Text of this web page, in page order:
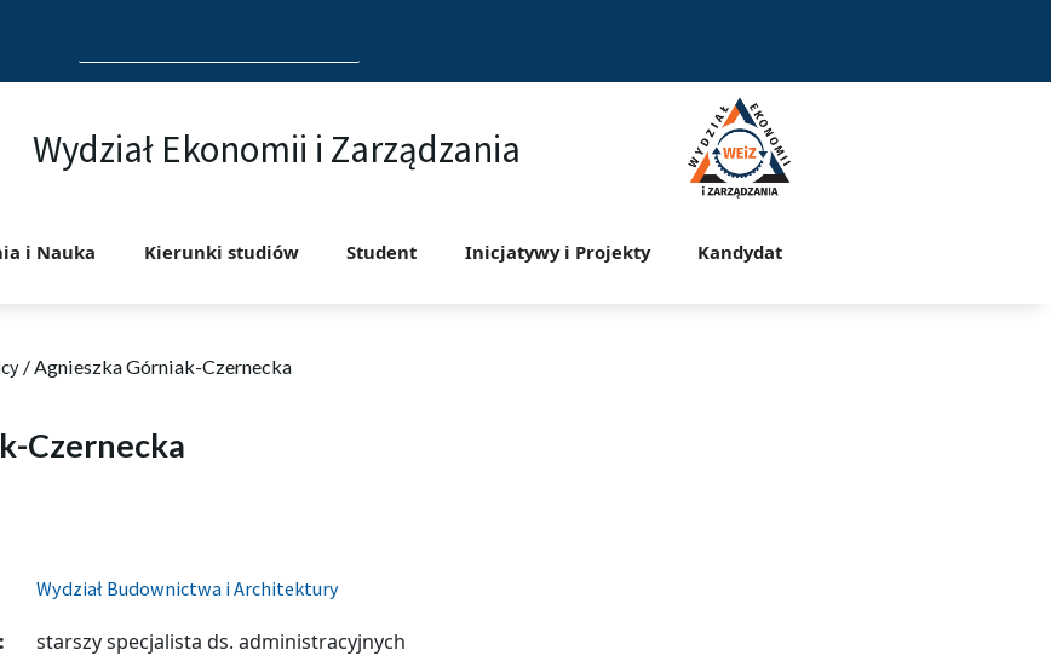
for:
Wydział Ekonomii i Zarządzania
i Nauka Kierunki studiów Student Inicjatywy i Projekty Kandydat
/Agnieszka Górniak-Czernecka
Czernecka
Wydział Budownictwa i Architektury
starszy specjalista ds. administracyjnych